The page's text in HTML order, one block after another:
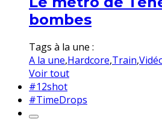
bombes
Tags à la une :
A la une,Hardcore,Train,
Voir tout
#12shot
#TimeDrops